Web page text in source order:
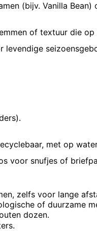
(bijv. Vanilla
of textuur die
met op
voor snufjes of
zelfs voor lange
of duurzame
dozen.